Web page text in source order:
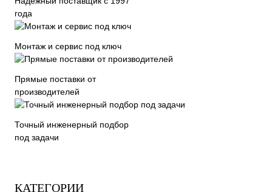
года
Монтаж и сервис под ключ
Прямые поставки от
производителей
Точный инженерный подбор
под задачи
КАТЕГОРИИ